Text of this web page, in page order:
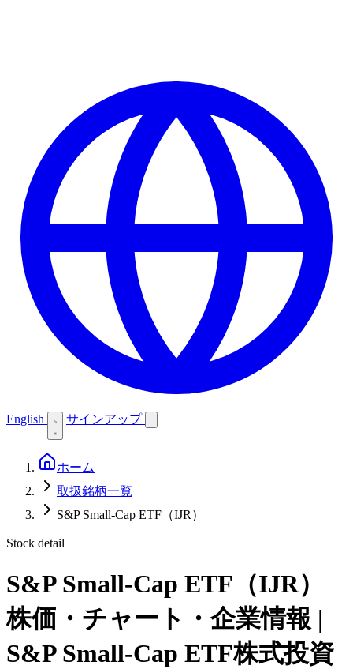
English サインアップ
ホーム
取扱銘柄一覧
S&P Small-Cap ETF（IJR）
Stock detail
S&P Small-Cap ETF（IJR）
株価・チャート・企業情報 |
S&P Small-Cap ETF株式投資